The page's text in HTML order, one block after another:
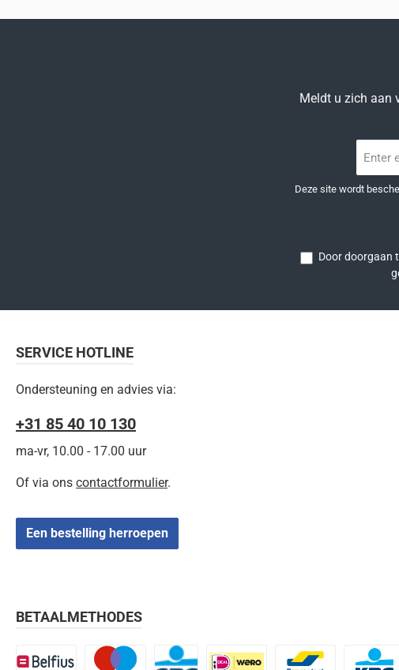
Meldt u zich aan
Deze site wordt
Door doorgaan
SERVICE HOTLINE
Ondersteuning en advies via:
+31 85 40 10 130
ma-vr, 10.00 - 17.00 uur
Of via ons contactformulier.
Een bestelling herroepen
BETAALMETHODES